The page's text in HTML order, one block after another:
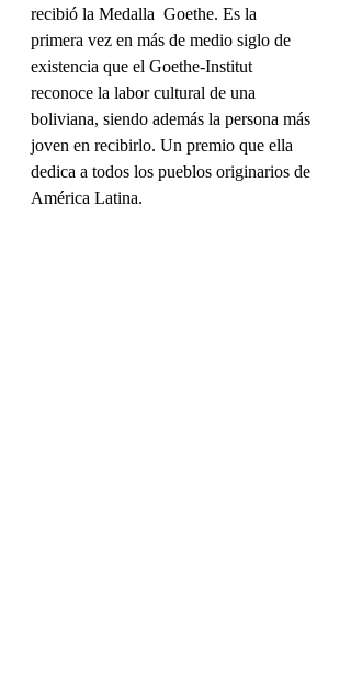
recibió la Medalla  Goethe. Es la
primera vez en más de medio siglo de
existencia que el Goethe-Institut
reconoce la labor cultural de una
boliviana, siendo además la persona más
joven en recibirlo. Un premio que ella
dedica a todos los pueblos originarios de
América Latina.